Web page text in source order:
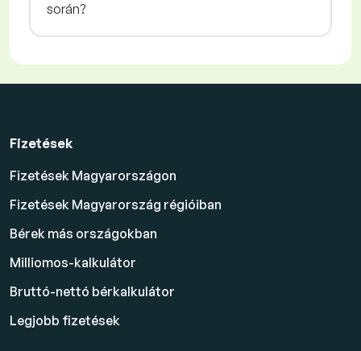
során?
Fizetések
Fizetések Magyarországon
Fizetések Magyarország régióiban
Bérek más országokban
Milliomos-kalkulátor
Bruttó-nettó bérkalkulátor
Legjobb fizetések